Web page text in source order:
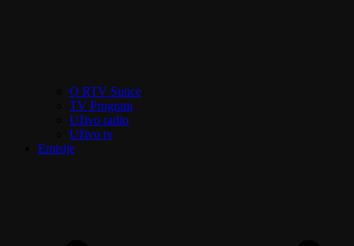
O RTV Sunce
TV Program
Uživo radio
Uživo tv
Emisije